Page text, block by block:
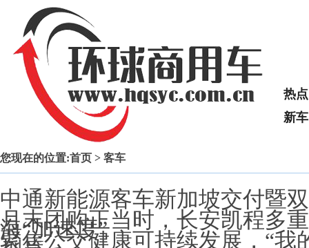
热点
新车
您现在的位置:首页 > 客车
中通新能源客车新加坡交付暨
海“加速度”
月末团购正当时，长安凯程多
聚焦公交健康可持续发展，“我